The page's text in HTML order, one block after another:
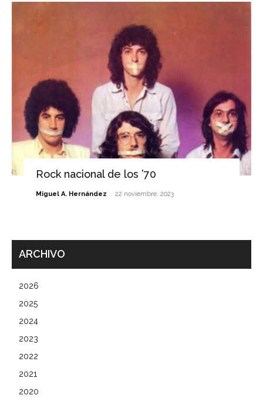
Rock nacional de los ’70
Miguel A. Hernández - 22 noviembre, 2023
ARCHIVO
2026
2025
2024
2023
2022
2021
2020